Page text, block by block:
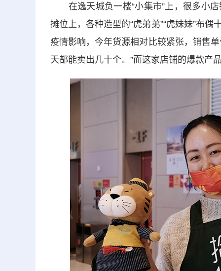
在逸天城负一楼“小集市”上，很多小店
摊位上，各种造型的“虎弟弟”“虎妹妹”布
疫情影响，今年货源相对比较紧张，销售
天都能卖出几十个。”而这家店铺的爆款产